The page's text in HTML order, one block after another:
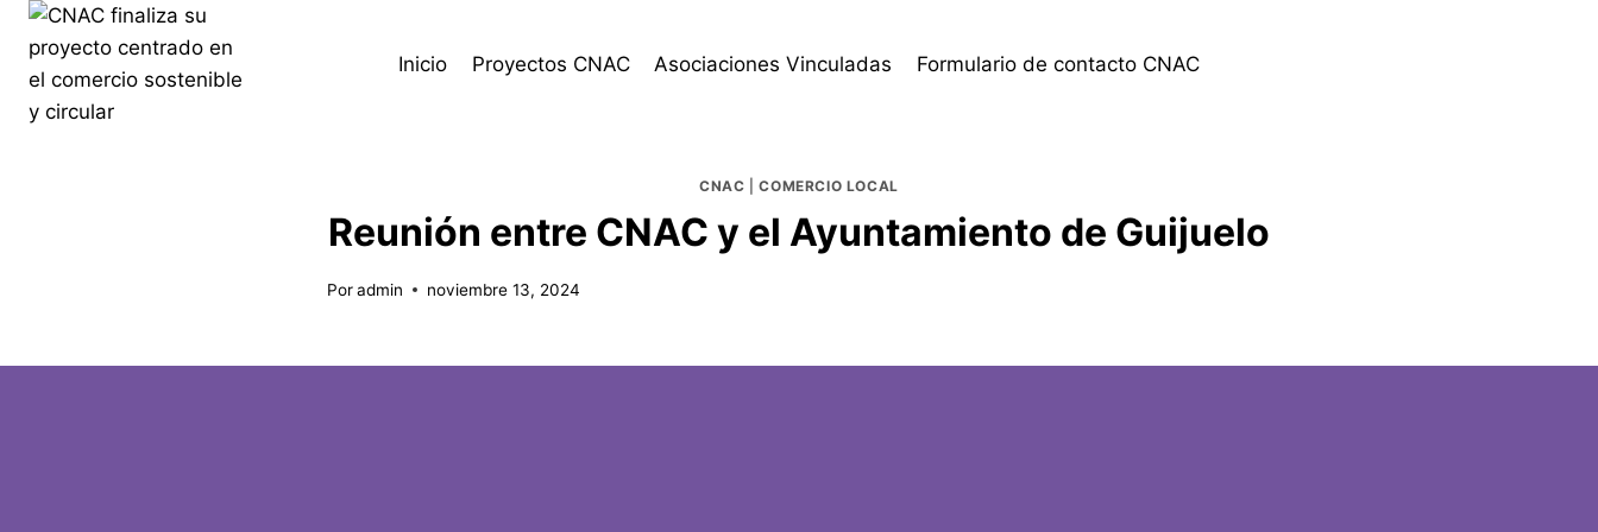
Inicio Proyectos CNAC Asociaciones Vinculadas Formulario de contacto CNAC
CNAC |COMERCIO LOCAL
Reunión entre CNAC y el Ayuntamiento de Guijuelo
Poradmin noviembre 13, 2024